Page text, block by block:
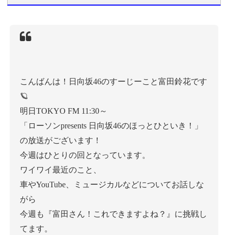
こんばんは！日向坂46のすーじーこと富田鈴花です
🪐
明日TOKYO FM 11:30～
「ローソンpresents 日向坂46のほっとひといき！」
の放送がございます！
今週はひとりの回となっています。
ワイワイ最近のこと、
車やYouTube、ミュージカルなどについてお話しな
がら
今週も『富田さん！これできますよね？』に挑戦し
てます。